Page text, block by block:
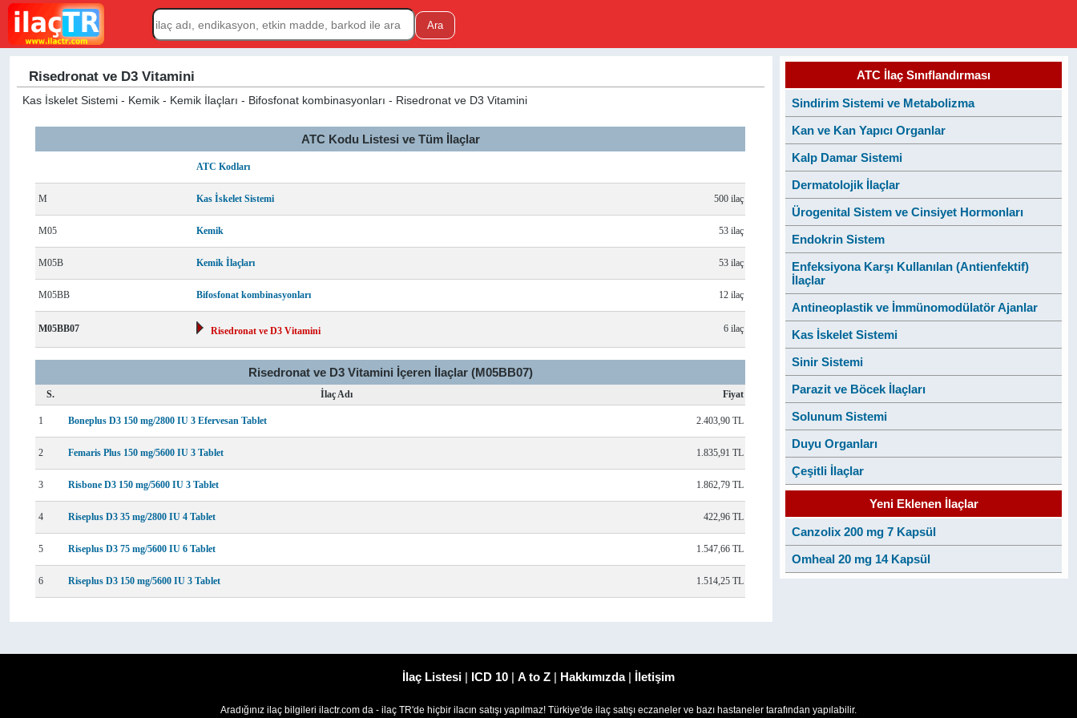
Risedronat ve D3 Vitamini
Kas İskelet Sistemi - Kemik - Kemik İlaçları - Bifosfonat kombinasyonları - Risedronat ve D3 Vitamini
ATC Kodu Listesi ve Tüm İlaçlar
ATC Kodları
M Kas İskelet Sistemi 500 ilaç
M05 Kemik 53 ilaç
M05B Kemik İlaçları 53 ilaç
M05BB Bifosfonat kombinasyonları 12 ilaç
M05BB07 Risedronat ve D3 Vitamini 6 ilaç
Risedronat ve D3 Vitamini İçeren İlaçlar (M05BB07)
S. İlaç Adı Fiyat
1 Boneplus D3 150 mg/2800 IU 3 Efervesan Tablet 2.403,90 TL
2 Femaris Plus 150 mg/5600 IU 3 Tablet 1.835,91 TL
3 Risbone D3 150 mg/5600 IU 3 Tablet 1.862,79 TL
4 Riseplus D3 35 mg/2800 IU 4 Tablet 422,96 TL
5 Riseplus D3 75 mg/5600 IU 6 Tablet 1.547,66 TL
6 Riseplus D3 150 mg/5600 IU 3 Tablet 1.514,25 TL
ATC İlaç Sınıflandırması
Sindirim Sistemi ve Metabolizma
Kan ve Kan Yapıcı Organlar
Kalp Damar Sistemi
Dermatolojik İlaçlar
Ürogenital Sistem ve Cinsiyet Hormonları
Endokrin Sistem
Enfeksiyona Karşı Kullanılan (Antienfektif)
İlaçlar
Antineoplastik ve İmmünomodülatör Ajanlar
Kas İskelet Sistemi
Sinir Sistemi
Parazit ve Böcek İlaçları
Solunum Sistemi
Duyu Organları
Çeşitli İlaçlar
Yeni Eklenen İlaçlar
Canzolix 200 mg 7 Kapsül
Omheal 20 mg 14 Kapsül
İlaç Listesi | ICD 10 | A to Z | Hakkımızda| İletişim
Aradığınız ilaç bilgileri ilactr.com da - ilaç TR'de hiçbir ilacın satışı yapılmaz! Türkiye'de ilaç satışı eczaneler ve bazı hastaneler tarafından yapılabilir.